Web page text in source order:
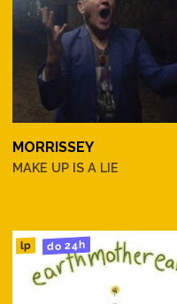
MORRISSEY
MAKE UP IS A LIE
lp do 24h